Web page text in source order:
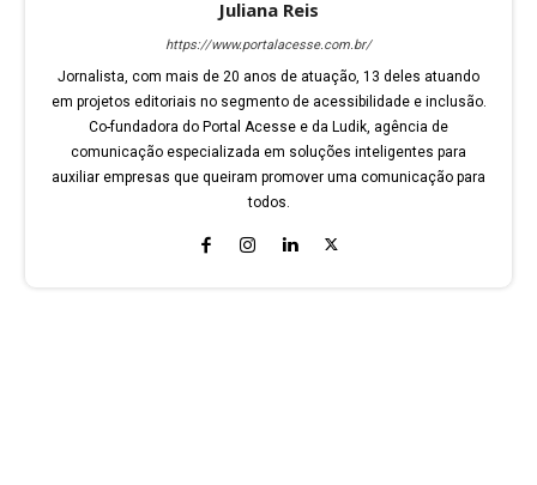
Juliana Reis
https://www.portalacesse.com.br/
Jornalista, com mais de 20 anos de atuação, 13 deles atuando
em projetos editoriais no segmento de acessibilidade e inclusão.
Co-fundadora do Portal Acesse e da Ludik, agência de
comunicação especializada em soluções inteligentes para
auxiliar empresas que queiram promover uma comunicação para
todos.